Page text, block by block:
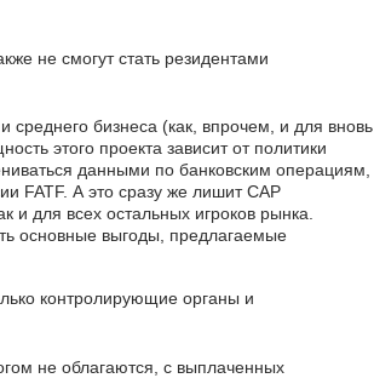
не смогут стать резидентами
бизнеса (как, впрочем, и для вновь
этого проекта зависит от политики
данными по банковским операциям,
FATF. А это сразу же лишит САР
и для всех остальных игроков рынка.
основные выгоды, предлагаемые
контролирующие органы и
не облагаются, с выплаченных